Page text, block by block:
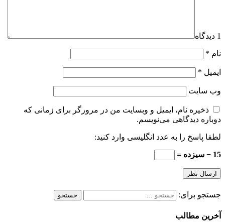
1 دیدگاه
نام *
ایمیل *
وب‌ سایت
ذخیره نام، ایمیل و وبسایت من در مرورگر برای زمانی که
دوباره دیدگاهی می‌نویسم.
لطفا پاسخ را به عدد انگلیسی وارد کنید:
15 − سیزده =
جستجو برای:
آخرین مطالب